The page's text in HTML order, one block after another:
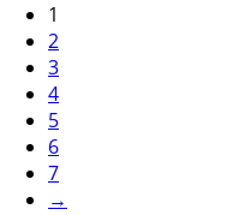
1
2
3
4
5
6
7
→